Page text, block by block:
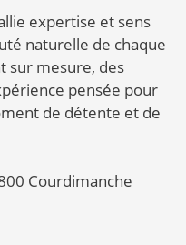
expertise et sens
naturelle de chaque
sur mesure, des
pensée pour
de détente et de
Courdimanche